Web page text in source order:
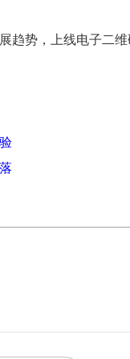
势，上线电子二